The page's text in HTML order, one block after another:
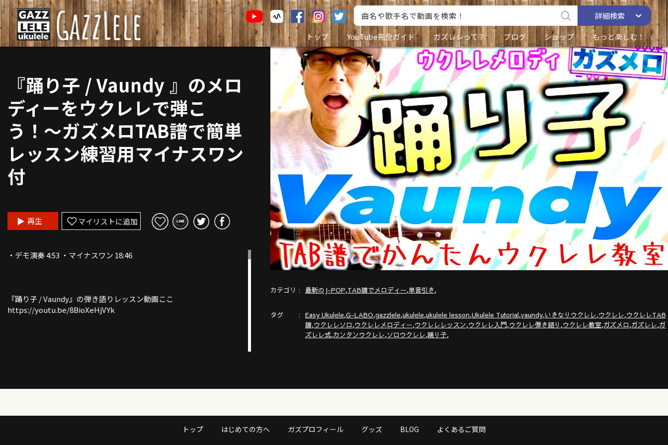
詳細検索
トップ
YouTube完全ガイド ガズレレって？ ブログ ショップ もっと楽しむ！
カテゴリ 最新のJ-POP,TAB譜でメロディー,単音引き,
タグ Easy Ukulele,G-LABO,gazzlele,ukulele,ukulele lesson,Ukulele Tutorial,vaundy,いきなりウクレレ,ウクレレ,ウクレレTAB
譜,ウクレレソロ,ウクレレメロディー,ウクレレレッスン,ウクレレ入門,ウクレレ弾き語り ,ウクレレ教室,ガズメロ,ガズレレ,ガ
ズレレ式,カンタンウクレレ,ソロウクレレ,踊り子,
『踊り子 / Vaundy 』のメロ
ディーをウクレレで弾こ
う！〜ガズメロTAB譜で簡単
レッスン練習用マイナスワン
付
再生 マイリストに追加
・デモ演奏 4:53 ・マイナスワン 18:46
『踊り子 / Vaundy』の弾き語りレッスン動画ここ
https://youtu.be/8BioXeHjVYk
https://youtu.be/NMIqw2xw1YE
トップ はじめての方へ ガズプロフィール グッズ BLOG よくあるご質問